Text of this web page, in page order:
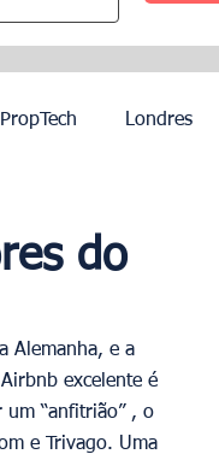
PropTech Londres
do
Alemanha, e a
excelente é
“anfitrião” , o
e Trivago. Uma